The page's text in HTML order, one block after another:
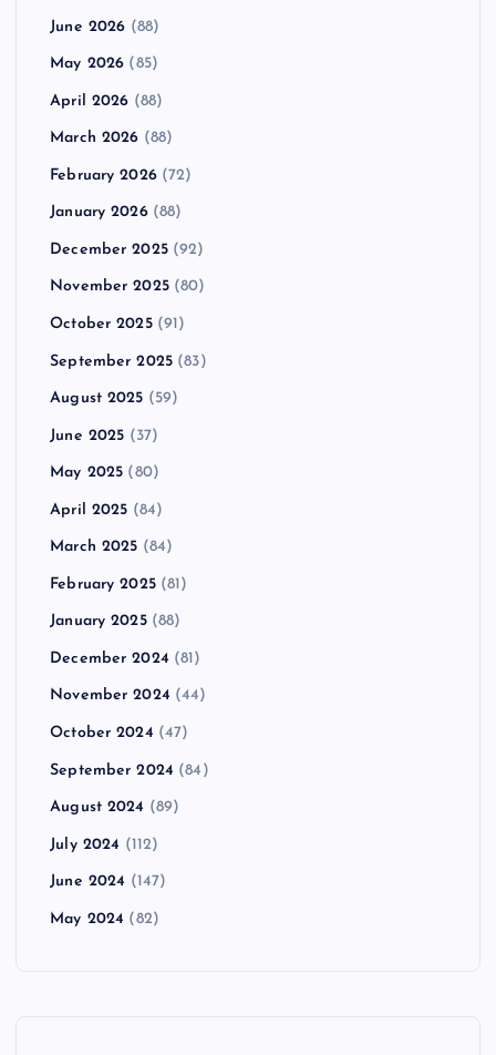
June 2026 (88)
May 2026 (85)
April 2026 (88)
March 2026 (88)
February 2026(72)
January 2026(88)
December 2025(92)
November 2025(80)
October 2025(91)
September 2025 (83)
August 2025 (59)
June 2025 (37)
May 2025 (80)
April 2025 (84)
March 2025 (84)
February 2025(81)
January 2025(88)
December 2024 (81)
November 2024 (44)
October 2024 (47)
September 2024 (84)
August 2024 (89)
July 2024 (112)
June 2024 (147)
May 2024 (82)